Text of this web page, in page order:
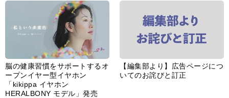
脳の健康習慣をサポートするオ
ープンイヤー型イヤホン
「kikippa イヤホン
HERALBONY モデル」発売
【編集部より】広告ページにつ
いてのお詫びと訂正